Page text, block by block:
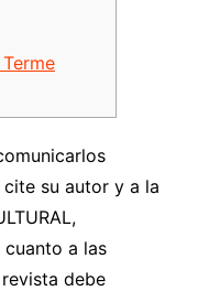
cite su autor y a la
cuanto a las
debe